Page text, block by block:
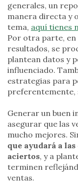
generales, un
manera directa y
tema, aquí tienes
Por otra parte, en
resultados, se
plantean datos y
influenciado.
estrategias para
Generar un buen
asegurar que las
mucho mejores.
que ayudará a
aciertos, y a
terminen
ventas.